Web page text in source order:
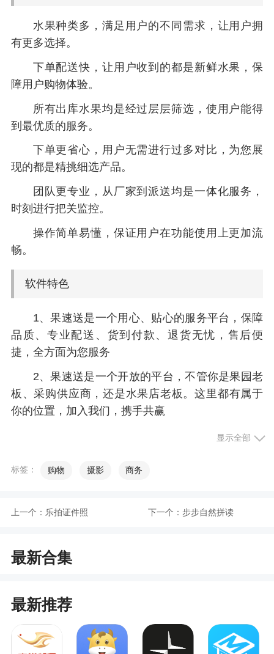
水果种类多，满足用户的不同需求，让用户拥
有更多选择。
下单配送快，让用户收到的都是新鲜水果，保
障用户购物体验。
所有出库水果均是经过层层筛选，使用户能得
到最优质的服务。
下单更省心，用户无需进行过多对比，为您展
现的都是精挑细选产品。
团队更专业，从厂家到派送均是一体化服务，
时刻进行把关监控。
操作简单易懂，保证用户在功能使用上更加流
畅。
软件特色
1、果速送是一个用心、贴心的服务平台，保障
品质、专业配送、货到付款、退货无忧，售后便
捷，全方面为您服务
2、果速送是一个开放的平台，不管你是果园老
板、采购供应商，还是水果店老板。这里都有属于
你的位置，加入我们，携手共赢
3、能够为用户提供非常贴心的商品配送服务，
产品
卡，严格把关果速送平台运行的每一个环节，共筑
小编评价
1、果速送，进行水果配送的软件，线上的资源
都是不错的，是大家的能完成的，是用户们可以进
行的，在全程的体验都是大家喜欢的，可以让大家
找到新鲜的程度
显示全部
标签： 购物 摄影 商务
上一个： 乐拍证件照 下一个： 步步自然拼读
最新合集
最新推荐